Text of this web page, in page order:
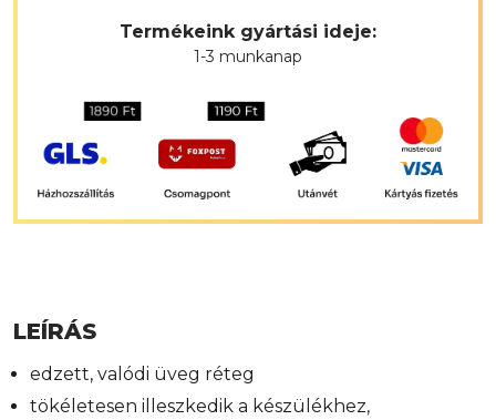
Termékeink gyártási ideje:
1-3 munkanap
LEÍRÁS
edzett, valódi üveg réteg
tökéletesen illeszkedik a készülékhez,